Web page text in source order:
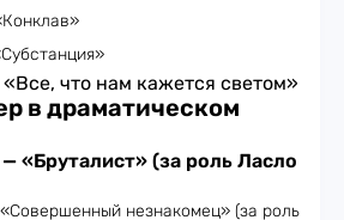
что нам кажется светом»
в драматическом
«Бруталист» (за роль Ласло
незнакомец» (за роль